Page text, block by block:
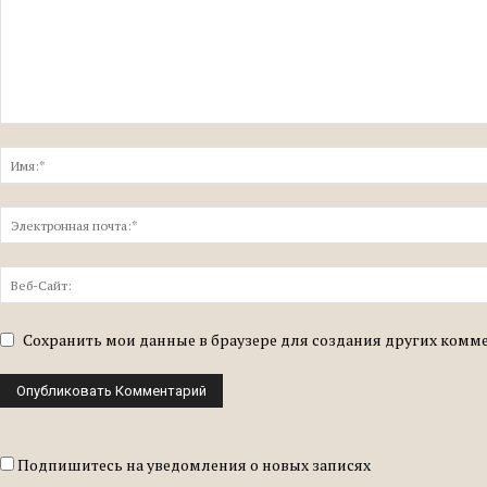
Сохранить мои данные в браузере для создания других
Подпишитесь на уведомления о новых записях